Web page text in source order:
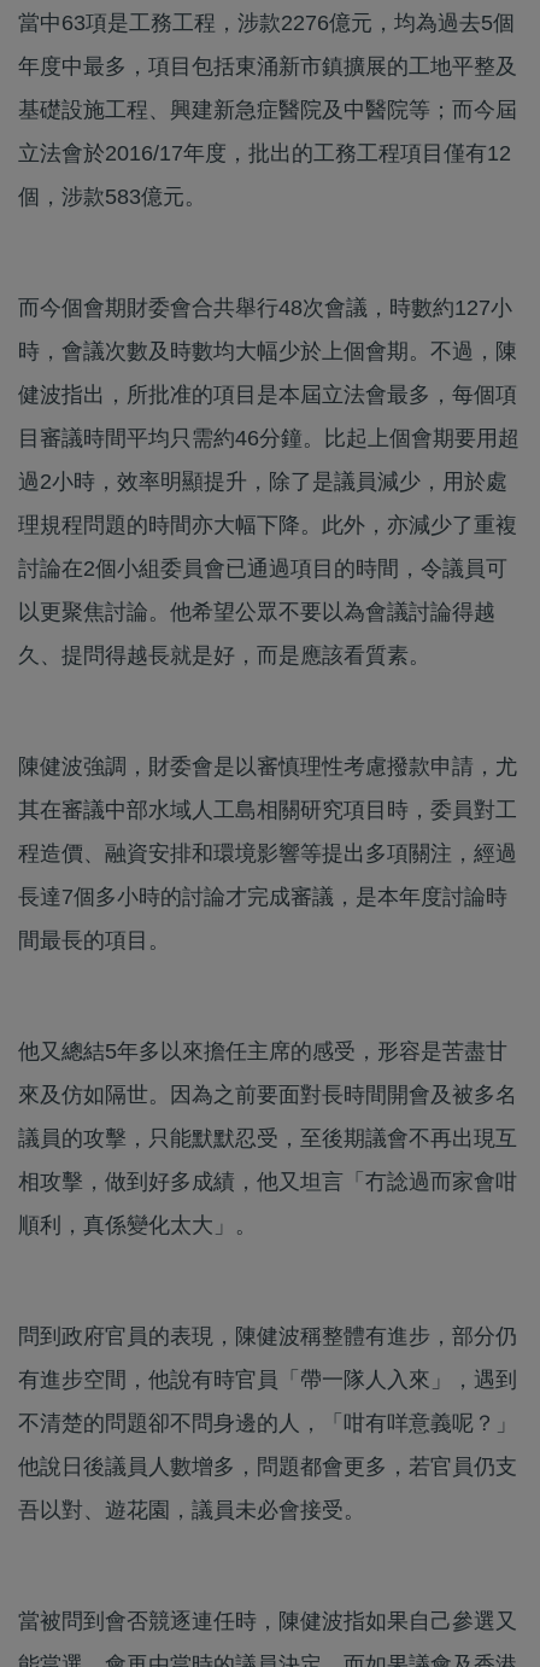
當中63項是工務工程，涉款2276億元，均為過去5個
年度中最多，項目包括東涌新市鎮擴展的工地平整及
基礎設施工程、興建新急症醫院及中醫院等；而今屆
立法會於2016/17年度，批出的工務工程項目僅有12
個，涉款583億元。
而今個會期財委會合共舉行48次會議，時數約127小
時，會議次數及時數均大幅少於上個會期。不過，陳
健波指出，所批准的項目是本屆立法會最多，每個項
目審議時間平均只需約46分鐘。比起上個會期要用超
過2小時，效率明顯提升，除了是議員減少，用於處
理規程問題的時間亦大幅下降。此外，亦減少了重複
討論在2個小組委員會已通過項目的時間，令議員可
以更聚焦討論。他希望公眾不要以為會議討論得越
久、提問得越長就是好，而是應該看質素。
陳健波強調，財委會是以審慎理性考慮撥款申請，尤
其在審議中部水域人工島相關研究項目時，委員對工
程造價、融資安排和環境影響等提出多項關注，經過
長達7個多小時的討論才完成審議，是本年度討論時
間最長的項目。
他又總結5年多以來擔任主席的感受，形容是苦盡甘
來及仿如隔世。因為之前要面對長時間開會及被多名
議員的攻擊，只能默默忍受，至後期議會不再出現互
相攻擊，做到好多成績，他又坦言「冇諗過而家會咁
順利，真係變化太大」。
問到政府官員的表現，陳健波稱整體有進步，部分仍
有進步空間，他說有時官員「帶一隊人入來」，遇到
不清楚的問題卻不問身邊的人，「咁有咩意義呢？」
他說日後議員人數增多，問題都會更多，若官員仍支
吾以對、遊花園，議員未必會接受。
當被問到會否競逐連任時，陳健波指如果自己參選又